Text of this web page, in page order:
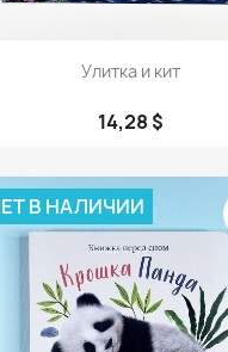
Просмотр
Улитка и кит
14,28 $
В НАЛИЧИИ